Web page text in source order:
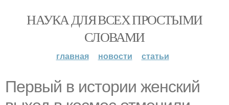
НАУКА ДЛЯ ВСЕХ ПРОСТЫМИ
СЛОВАМИ
главная новости статьи
Первый в истории женский